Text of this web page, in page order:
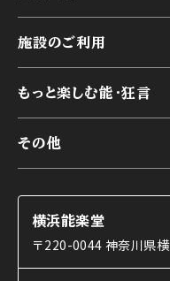
横浜能楽堂が取り組
能舞台の歴史と特徴
様々なお客様に向けて
本舞台座席
交通アクセス
アーカイブ
施設のご利用
第二舞台
研修室
楽屋
ご利用の流れ
利用料金表
もっと楽しむ能・狂言
能舞台と演じ手
使用する道具
能・狂言の曲目
その他
コラム
OTABISHO
横浜能楽堂
〒220-0044 神奈川県